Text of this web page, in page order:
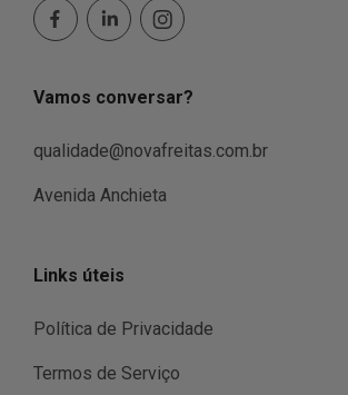
Vamos conversar?
qualidade@novafreitas.com.br
Avenida Anchieta
Links úteis
Política de Privacidade
Termos de Serviço